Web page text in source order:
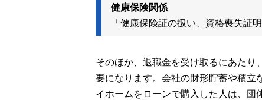
健康保険関係
「健康保険証の扱い、資格喪失証
そのほか、退職金を受け取るにあた
要になります。会社の財形貯蓄や積立
イホームをローンで購入した人は、団